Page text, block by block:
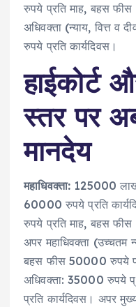
रुपये प्रति माह, बहस
अधिवक्ता (न्याय, वित्त व
रुपये प्रति कार्यदिवस।
हाईकोर्ट
स्तर पर अब
मानदेय
महाधिवक्ता: 125000
60000 रुपये प्रति
रुपये प्रति माह, बहस
अपर महाधिवक्ता (उच्चतम
बहस फीस 50000 रुपये
अधिवक्ता: 35000 रुपये
प्रति कार्यदिवस। अपर